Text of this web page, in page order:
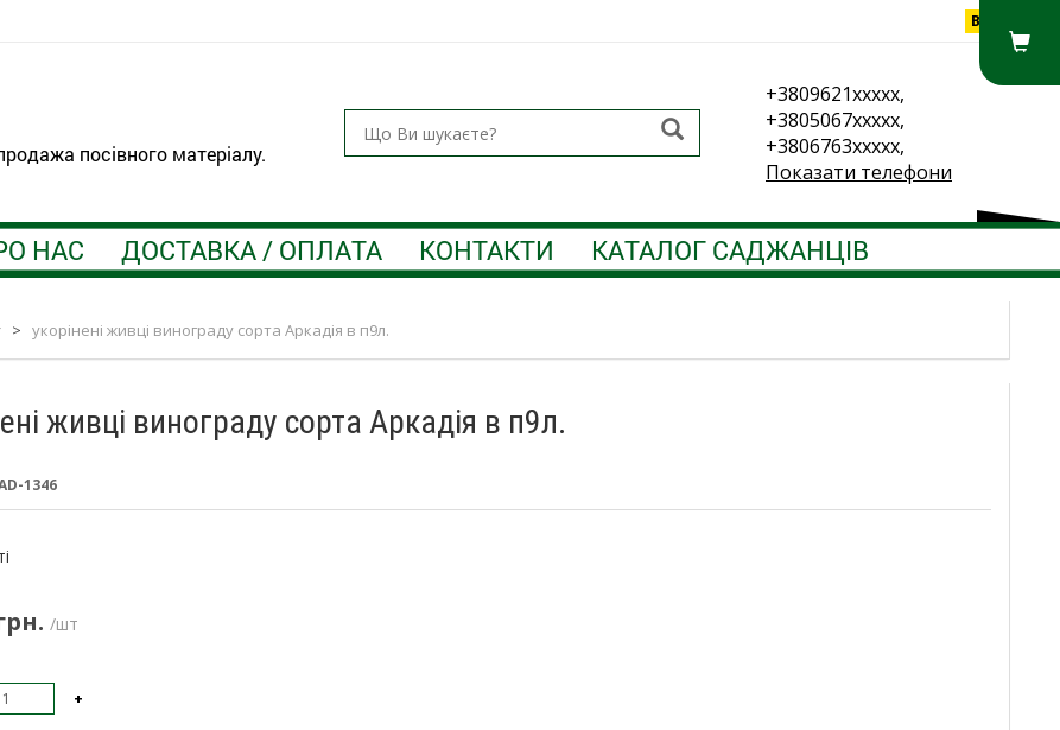
Вхід
посівного матеріалу.
+3809621xxxxx,
+3805067xxxxx,
+3806763xxxxx,
Показати телефони
НАС ДОСТАВКА / ОПЛАТА КОНТАКТИ КАТАЛОГ САДЖАНЦІВ
> укорінені живці винограду сорта Аркадія в п9л.
живці винограду сорта Аркадія в п9л.
1346
/шт
+